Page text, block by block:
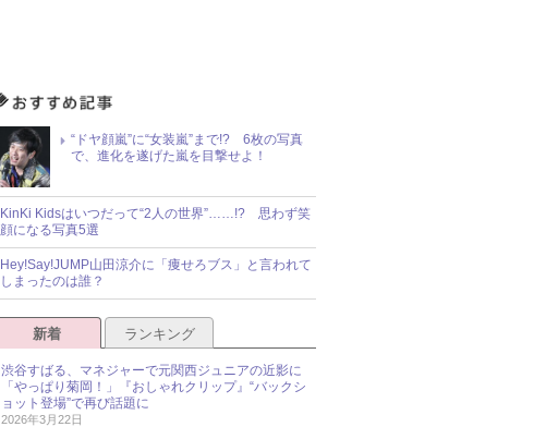
“ドヤ顔嵐”に“女装嵐”まで!? 6枚の写真
で、進化を遂げた嵐を目撃せよ！
KinKi Kidsはいつだって“2人の世界”……!? 思わず笑
顔になる写真5選
Hey!Say!JUMP山田涼介に「痩せろブス」と言われて
しまったのは誰？
新着 ランキング
渋谷すばる、マネジャーで元関西ジュニアの近影に
「やっぱり菊岡！」『おしゃれクリップ』“バックシ
ョット登場”で再び話題に
2026年3月22日